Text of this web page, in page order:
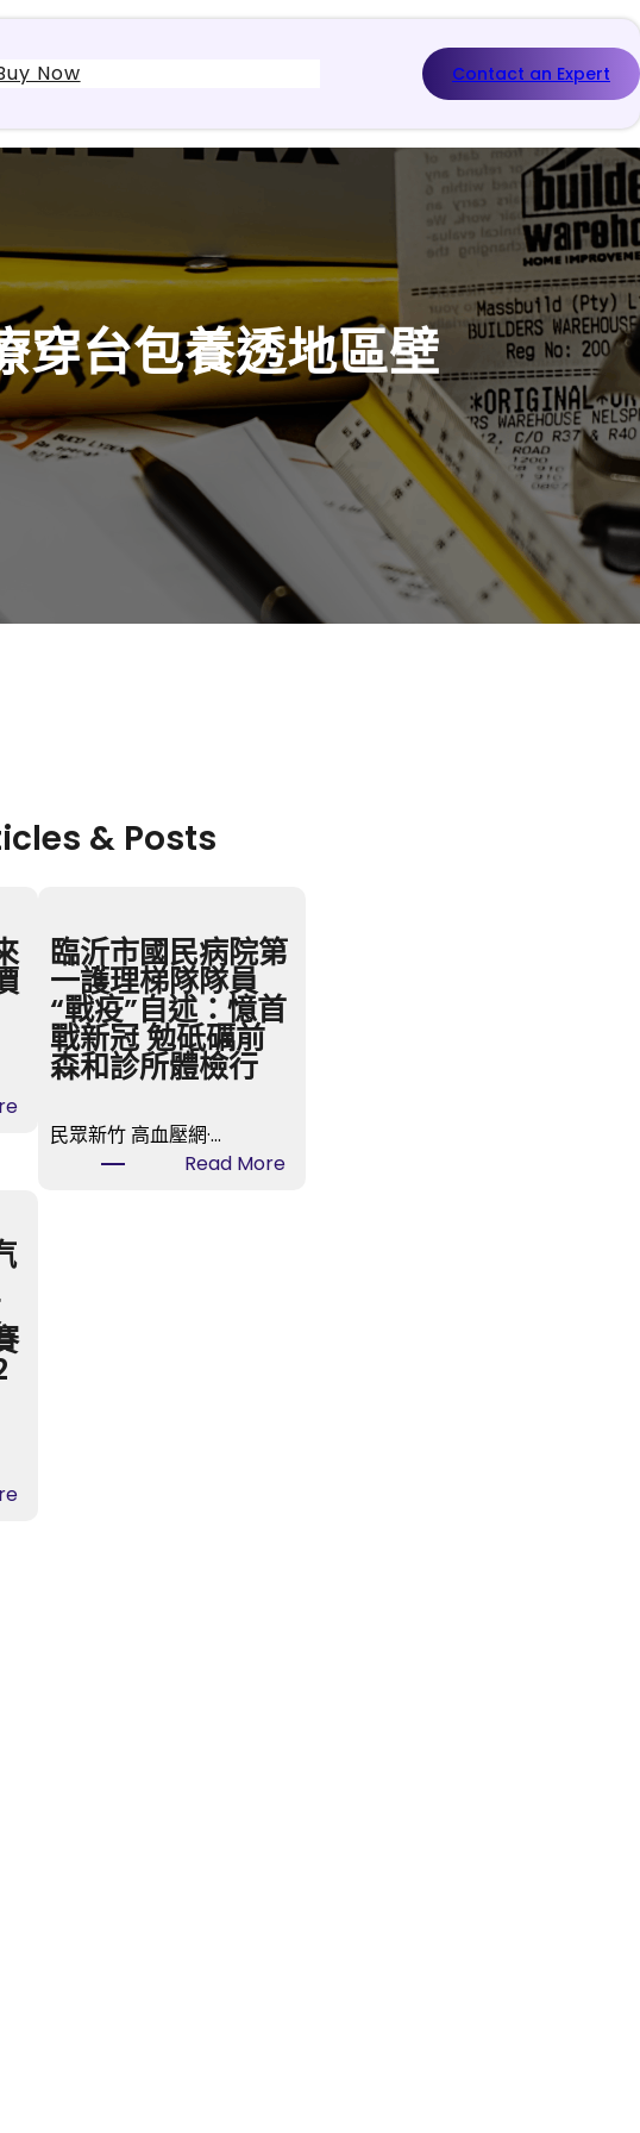
Now Contact an Expert
穿台包養透地區壁
& Posts
:
晚
我
走
婚
養
臨沂市國民病院第
一護理梯隊隊員
“戰疫”自述：憶首
戰新冠 勉砥礪前
森和診所體檢行
民眾新竹 高血壓網·…
Read More:
: